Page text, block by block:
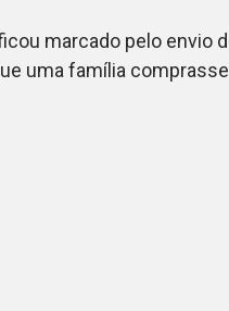
marcado pelo envio
uma família